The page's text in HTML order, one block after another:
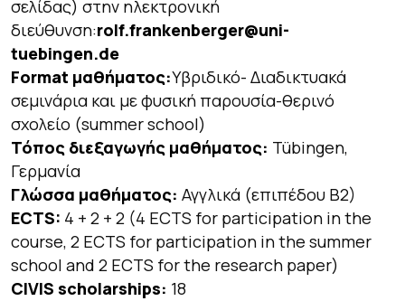
σελίδας) στην ηλεκτρονική
διεύθυνση:rolf.frankenberger@uni-
tuebingen.de
Format μαθήματος:Υβριδικό- Διαδικτυακά
σεμινάρια και με φυσική παρουσία-θερινό
σχολείο (summer school)
Τόπος διεξαγωγής μαθήματος: Tübingen,
Γερμανία
Γλώσσα μαθήματος: Αγγλικά (επιπέδου Β2)
ECTS: 4 + 2 + 2 (4 ECTS for participation in the
course, 2 ECTS for participation in the summer
school and 2 ECTS for the research paper)
CIVIS scholarships: 18